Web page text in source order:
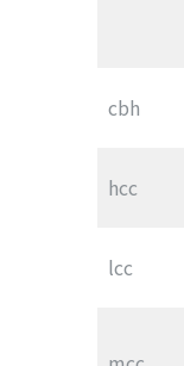
cbh
hcc
lcc